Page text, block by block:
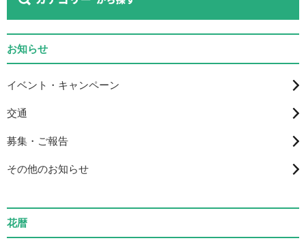
お知らせ
イベント・キャンペーン
交通
募集・ご報告
その他のお知らせ
花暦